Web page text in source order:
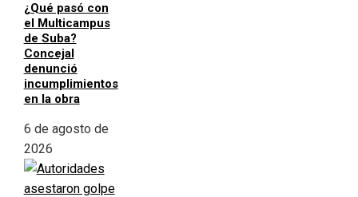
¿Qué pasó con
el Multicampus
de Suba?
Concejal
denunció
incumplimientos
en la obra
6 de agosto de
2026